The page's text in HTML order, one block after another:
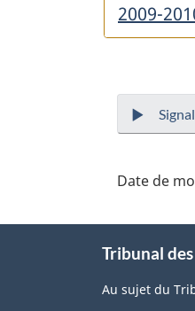
2009-
Date de
this
site
Tribunal
Au sujet du